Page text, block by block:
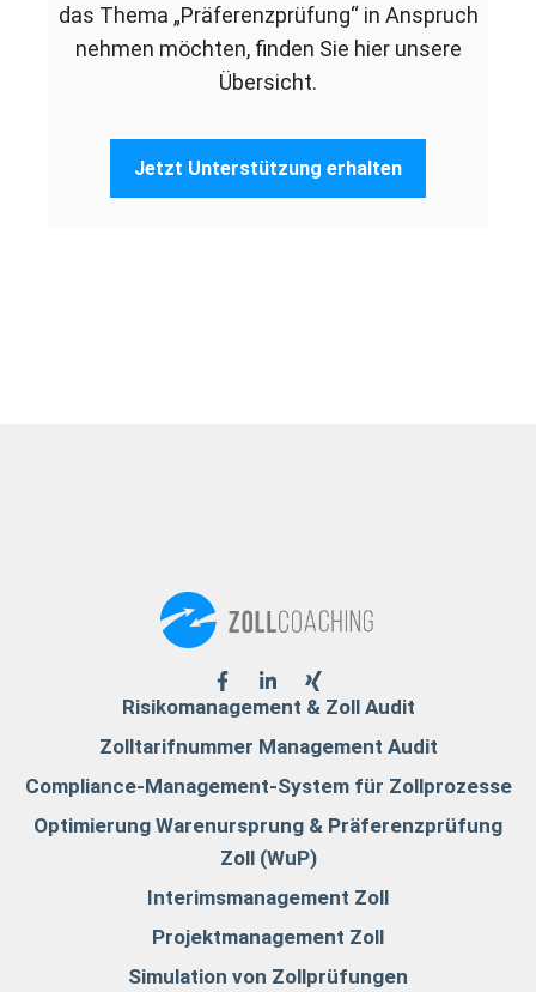
das Thema „Präferenzprüfung“ in Anspruch
nehmen möchten, finden Sie hier unsere
Übersicht.
Jetzt Unterstützung erhalten
Risikomanagement & Zoll Audit
Zolltarifnummer Management Audit
Compliance-Management-System für Zollprozesse
Optimierung Warenursprung & Präferenzprüfung
Zoll (WuP)
Interimsmanagement Zoll
Projektmanagement Zoll
Simulation von Zollprüfungen